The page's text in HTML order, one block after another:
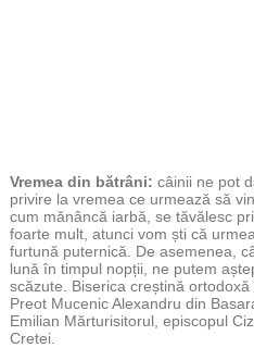
Vremea din bătrâni: câinii ne pot
privire la vremea ce urmează să
cum mănâncă iarbă, se tăvălesc
foarte mult, atunci vom ști că
furtună puternică. De asemenea,
lună în timpul nopții, ne putem
scăzute. Biserica creștină
Preot Mucenic Alexandru din
Emilian Mărturisitorul, episcopul
Cretei.